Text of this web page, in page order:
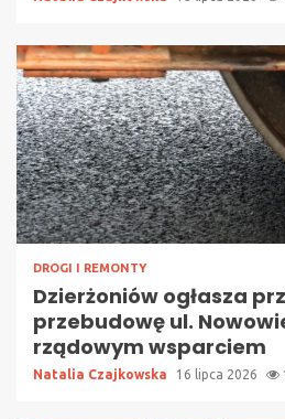
DROGI I REMONTY
Dzierżoniów ogłasza
przebudowę ul.
rządowym wsparciem
Natalia Czajkowska 16 lipca 2026